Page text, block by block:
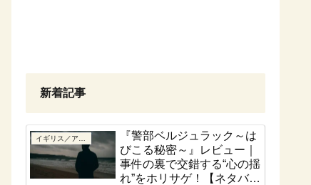
新着記事
『警部ベルジュラック～は
びこる秘密～』レビュー｜
事件の裏で交錯する“心の揺
れ”をホリサゲ！【ネタバレ